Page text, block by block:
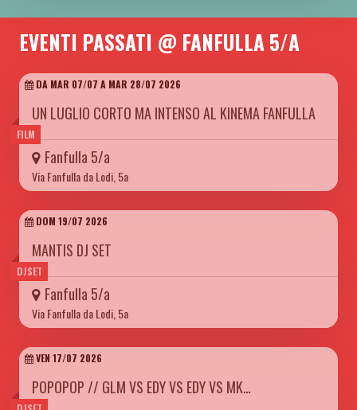
EVENTI PASSATI @ FANFULLA 5/A
FILM
DA MAR 07/07 A MAR 28/07 2026
UN LUGLIO CORTO MA INTENSO AL KINEMA FANFULLA
Fanfulla 5/a
Via Fanfulla da Lodi, 5a
DJSET
DOM 19/07 2026
MANTIS DJ SET
Fanfulla 5/a
Via Fanfulla da Lodi, 5a
VEN 17/07 2026
POPOPOP // GLM VS EDY VS EDY VS MK…